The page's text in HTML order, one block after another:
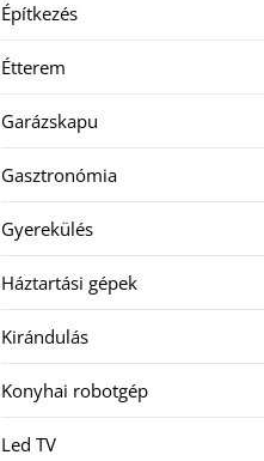
Építkezés
Étterem
Garázskapu
Gasztronómia
Gyerekülés
Háztartási gépek
Kirándulás
Konyhai robotgép
Led TV